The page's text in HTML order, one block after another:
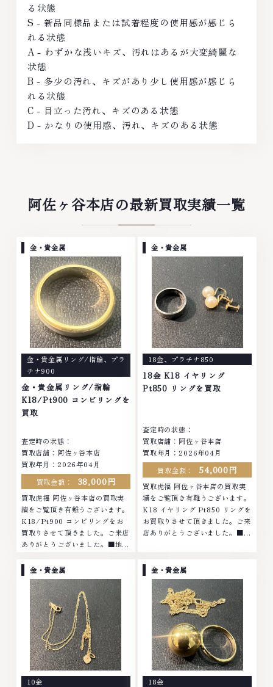
る状態
S - 新品同様品または試着程度の使用感が感じら
れる状態
A - わずかな浅いキズ、汚れはあるが大変綺麗な
状態
B - 多少の汚れ、キズがあり少し使用感が感じら
れる状態
C - 目立った汚れ、キズのある状態
D - かなりの使用感、汚れ、キズのある状態
阿佐ヶ谷本店の最新買取実績一覧
金・貴金属
金・貴金属リング/指輪、 プラ
チナ900
金・貴金属リング/指輪
K18/Pt900 コンビリングを
買取
査定時の状態：
買取店舗：阿佐ヶ谷本店
買取年月：2026年04月
買取金額：
38,000円
買取虎福 阿佐ヶ谷本店の買取実
績をご覧頂き有難うございます。
K18/Pt900 コンビリングをお
買取りさせて頂きました。ご来店
ありがとうございました。■地域
ヤモンド ブランド品 ブランド衣
類 お酒買取りのことなら、お任
せくださいなかでも金・プラチナ
等のアクセサリー・貴金属・宝
石・ダイヤモンド・ジュエリーや
ブランド品・時計等は特に自信を
持って、高額査定を実現しており
ます。 古くて使わなくなってし
まったアクセサリー、動かなくな
ってしまった腕時計、多くのお品
物の高価買取りを実現しており、
金・貴金属
18金、 プラチナ850
18金 K18 イヤリング
Pt850 リングを買取
査定時の状態：
買取店舗：阿佐ヶ谷本店
買取年月：2026年04月
買取金額：
54,000円
買取虎福 阿佐ヶ谷本店の買取実
績をご覧頂き有難うございます。
K18 イヤリング Pt850 リングを
お買取りさせて頂きました。ご来
店ありがとうございました。■地
衣類 お酒買取りのことなら、お
任せくださいなかでも金・プラチ
ナ等のアクセサリー・貴金属・宝
石・ダイヤモンド・ジュエリーや
ブランド品・時計等は特に自信を
持って、高額査定を実現しており
ます。 古くて使わなくなってし
まったアクセサリー、動かなくな
ってしまった腕時計、多くのお品
物の高価買取りを実現しており、
他店ではお値段の付かなかったお
金・貴金属
10金
金・貴金属
18金